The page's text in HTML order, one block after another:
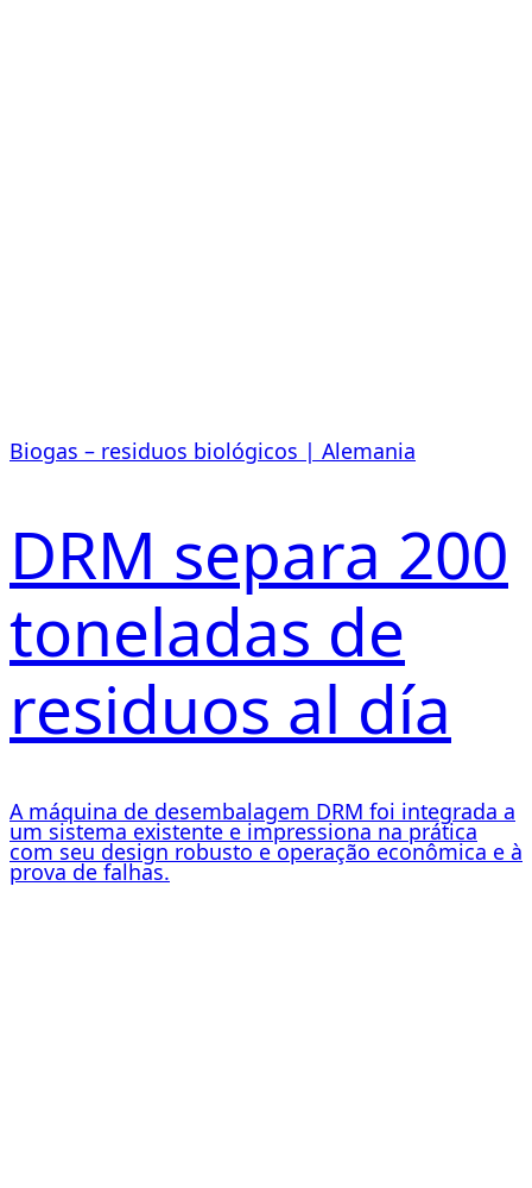
Biogas – residuos biológicos | Alemania
DRM separa 200
toneladas de
residuos al día
A máquina de desembalagem DRM foi integrada a
um sistema existente e impressiona na prática
com seu design robusto e operação econômica e à
prova de falhas.